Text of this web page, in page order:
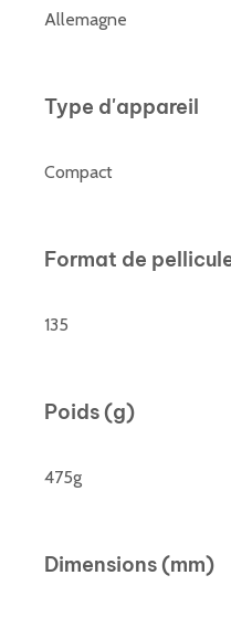
Allemagne
Type d'appareil
Compact
Format de
135
Poids (g)
475g
Dimensions (mm)